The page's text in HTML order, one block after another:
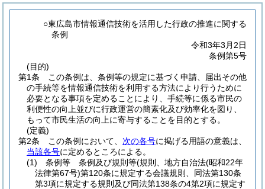
○東広島市情報通信技術を活用した行政の推進に関する
条例
令和3年3月2日
条例第5号
(目的)
第1条
この条例は、条例等の規定に基づく申請、届出その他
の手続等を情報通信技術を利用する方法により行うために
必要となる事項を定めることにより、手続等に係る市民の
利便性の向上並びに行政運営の簡素化及び効率化を図り、
もって市民生活の向上に寄与することを目的とする。
(定義)
第2条
この条例において、 次の各号に掲げる用語の意義は、
当該各号に定めるところによる。
(1)
条例等 条例及び規則等(規則、地方自治法(昭和22年
法律第67号)第120条に規定する会議規則、同法第130条
第3項に規定する規則及び同法第138条の4第2項に規定す